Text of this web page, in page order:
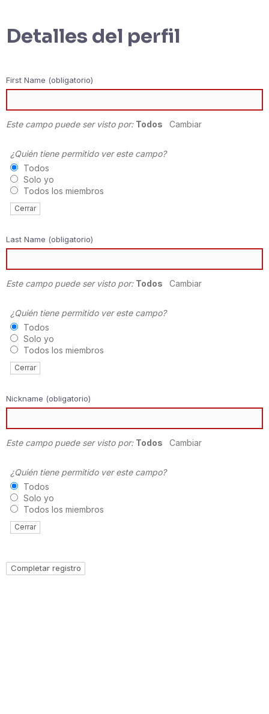
Detalles del perfil
First Name (obligatorio)
Este campo puede ser visto por: Todos Cambiar
¿Quién tiene permitido ver este campo?
Todos
Solo yo
Todos los miembros
Cerrar
Last Name (obligatorio)
Este campo puede ser visto por: Todos Cambiar
¿Quién tiene permitido ver este campo?
Todos
Solo yo
Todos los miembros
Cerrar
Nickname (obligatorio)
Este campo puede ser visto por: Todos Cambiar
¿Quién tiene permitido ver este campo?
Todos
Solo yo
Todos los miembros
Cerrar